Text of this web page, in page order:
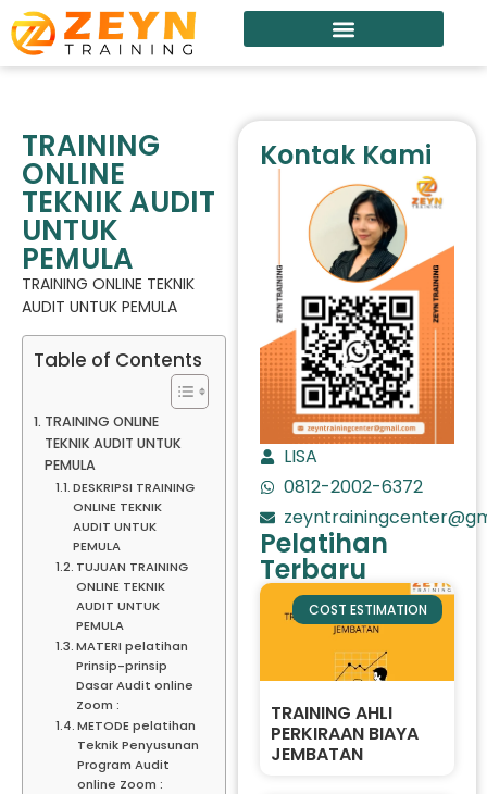
TRAINING
ONLINE
TEKNIK AUDIT
UNTUK
PEMULA
TRAINING ONLINE TEKNIK
AUDIT UNTUK PEMULA
Table of Contents
TRAINING ONLINE
TEKNIK AUDIT UNTUK
PEMULA
DESKRIPSI TRAINING
ONLINE TEKNIK
AUDIT UNTUK
PEMULA
TUJUAN TRAINING
ONLINE TEKNIK
AUDIT UNTUK
PEMULA
MATERI pelatihan
Prinsip-prinsip
Dasar Audit online
Zoom :
METODE pelatihan
Teknik Penyusunan
Program Audit
online Zoom :
Kontak Kami
LISA
0812-2002-6372
Pelatihan
Terbaru
COST ESTIMATION
TRAINING AHLI
PERKIRAAN BIAYA
JEMBATAN